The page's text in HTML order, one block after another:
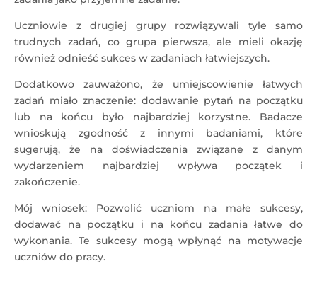
Uczniowie z drugiej grupy rozwiązywali tyle samo
trudnych zadań, co grupa pierwsza, ale mieli okazję
również odnieść sukces w zadaniach łatwiejszych.
Dodatkowo zauważono, że umiejscowienie łatwych
zadań miało znaczenie: dodawanie pytań na początku
lub na końcu było najbardziej korzystne. Badacze
wnioskują zgodność z innymi badaniami, które
sugerują, że na doświadczenia związane z danym
wydarzeniem najbardziej wpływa początek i
zakończenie.
Mój wniosek: Pozwolić uczniom na małe sukcesy,
dodawać na początku i na końcu zadania łatwe do
wykonania. Te sukcesy mogą wpłynąć na motywacje
uczniów do pracy.